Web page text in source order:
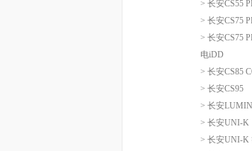
> 长安CS55
> 长安CS75
> 长安CS75
电iDD
> 长安CS85
> 长安CS95
> 长安LUMIN
> 长安UNI-K
> 长安UNI-K